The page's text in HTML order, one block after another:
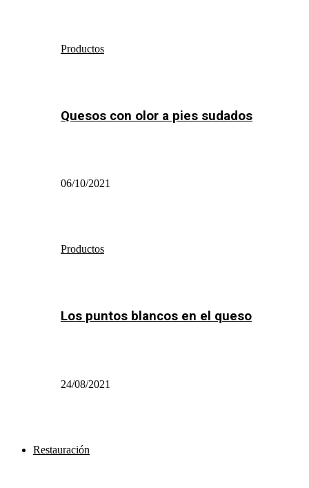
Productos
Quesos con olor a pies sudados
06/10/2021
Productos
Los puntos blancos en el queso
24/08/2021
Restauración